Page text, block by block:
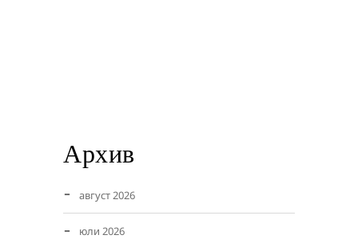
Архив
август 2026
юли 2026